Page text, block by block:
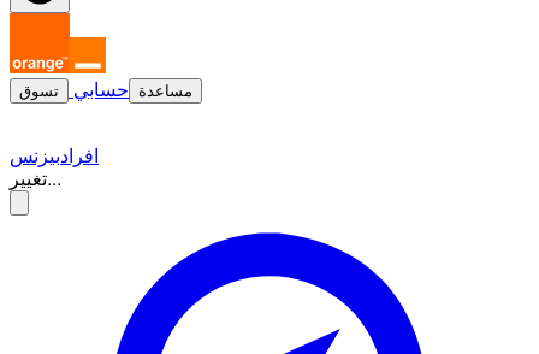
تسوق حسابي مساعدة
افرادبيزنس
تغيير...